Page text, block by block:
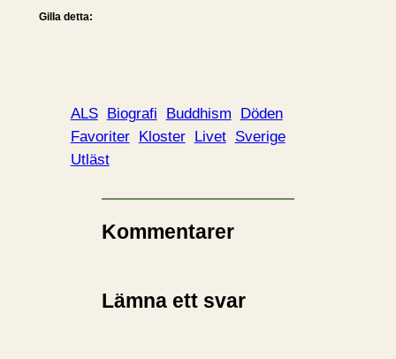
Gilla detta:
ALS Biografi Buddhism
Döden
Favoriter Kloster Livet Sverige
Utläst
Kommentarer
Lämna ett svar